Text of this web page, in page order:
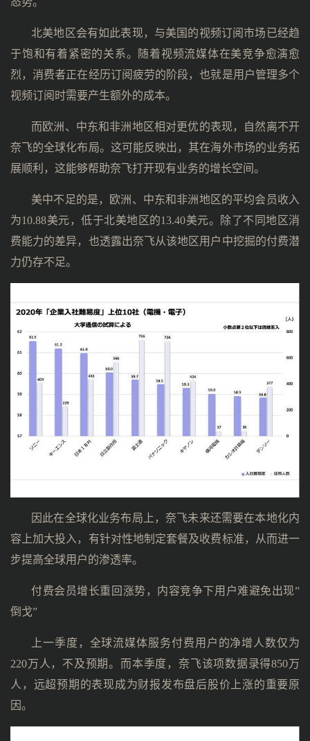
北美地区会有如此表现，与美国的视频订阅市场已经趋
于饱和有着紧密的关系。随着视频流媒体在美竞争愈演愈
烈，消费者正在经历订阅疲劳的阶段，也就是用户管理多个
视频订阅时需要产生额外的成本。
而欧洲、中东和非洲地区相对更优的表现，自然离不开
奈飞的全球化布局。这可能反映出，其在海外市场的业务拓
展顺利，这能够帮助奈飞打开现有业务的增长空间。
美中不足的是，欧洲、中东和非洲地区的平均会员收入
为10.88美元，低于北美地区的13.40美元。除了不同地区消
费能力的差异，也透露出奈飞从该地区用户中挖掘的付费潜
力仍存不足。
因此在全球化业务布局上，奈飞未来还需要在本地化内
容上加大投入，有针对性地制定套餐及收费标准，从而进一
步提高全球用户的渗透率。
付费会员增长重回涨势，内容竞争下用户难避免出现”
倒戈”
上一季度，全球流媒体服务付费用户的净增人数仅为
220万人，不及预期。而本季度，奈飞该项数据录得850万
人，远超预期的表现成为财报发布盘后股价上涨的重要原
因。